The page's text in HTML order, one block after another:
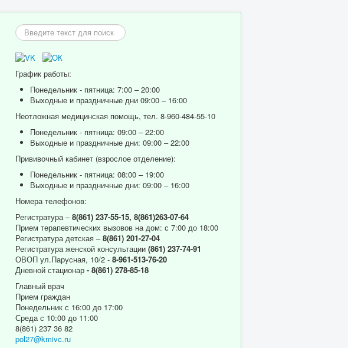
Искать...
График работы:
Понедельник - пятница: 7:00 – 20:00
Выходные и праздничные дни 09:00 – 16:00
Неотложная медицинская помощь, тел. 8-960-484-55-10
Понедельник - пятница: 09:00 – 22:00
Выходные и праздничные дни: 09:00 – 22:00
Прививочный кабинет (взрослое отделение):
Понедельник - пятница: 08:00 – 19:00
Выходные и праздничные дни: 09:00 – 16:00
Номера телефонов:
Регистратура –8(861) 237-55-15, 8(861)263-07-64
Прием терапевтических вызовов на дом: с 7:00 до 18:00
Регистратура детская –8(861) 201-27-04
Регистратура женской консультации (861) 237-74-91
ОВОП ул.Парусная, 10/2 - 8-961-513-76-20
Дневной стационар - 8(861) 278-85-18
Главный врач
Прием граждан
Понедельник с 16:00 до 17:00
Среда с 10:00 до 11:00
8(861) 237 36 82
pol27@kmivc.ru